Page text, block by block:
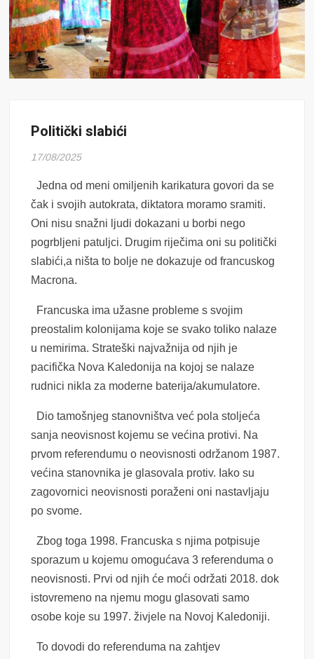
Politički slabići
17/08/2025
Jedna od meni omiljenih karikatura govori da se
čak i svojih autokrata, diktatora moramo sramiti.
Oni nisu snažni ljudi dokazani u borbi nego
pogrbljeni patuljci. Drugim riječima oni su politički
slabići,a ništa to bolje ne dokazuje od francuskog
Macrona.
Francuska ima užasne probleme s svojim
preostalim kolonijama koje se svako toliko nalaze
u nemirima. Strateški najvažnija od njih je
pacifička Nova Kaledonija na kojoj se nalaze
rudnici nikla za moderne baterija/akumulatore.
Dio tamošnjeg stanovništva već pola stoljeća
sanja neovisnost kojemu se većina protivi. Na
prvom referendumu o neovisnosti održanom 1987.
većina stanovnika je glasovala protiv. Iako su
zagovornici neovisnosti poraženi oni nastavljaju
po svome.
Zbog toga 1998. Francuska s njima potpisuje
sporazum u kojemu omogućava 3 referenduma o
neovisnosti. Prvi od njih će moći održati 2018. dok
istovremeno na njemu mogu glasovati samo
osobe koje su 1997. živjele na Novoj Kaledoniji.
To dovodi do referenduma na zahtjev